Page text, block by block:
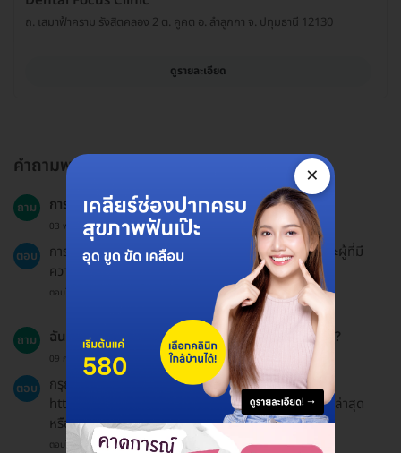
ถ. เสมาฟ้าคราม รังสิตคลอง 2 ต. คูคต อ. ลำลูกกา จ. ปทุมธานี 12130
ดูรายละเอียด
คำถามพบบ่อย
ถาม การเคลือบฟลูออไรด์เหมาะสมกับทุกกลุ่มอายุหรือไม่?
03 พ.ค. 2023
ตอบ
การเคลือบฟลูออไรด์เหมาะสำหรับทุกกลุ่มอายุ โดยเฉพาะผู้ที่มี
ความเสี่ยงในการเกิดฟันผุ.
ตอบโดยทีมงาน HD
ถาม ฉันสามารถใช้โค้ดส่วนลดหรือโปรโมชั่นอื่นๆ ได้หรือไม่?
09 ก.พ. 2024
ตอบ
กรุณาตรวจสอบหน้าโปรโมชั่นพิเศษที่
https://hdmall.co.th/c/reward เพื่อดูสิทธิประโยชน์ล่าสุด
หรือสอบถามทีมบริการลูกค้าของเราผ่านแชทได้เลย.
ตอบโดยทีมงาน HD
×